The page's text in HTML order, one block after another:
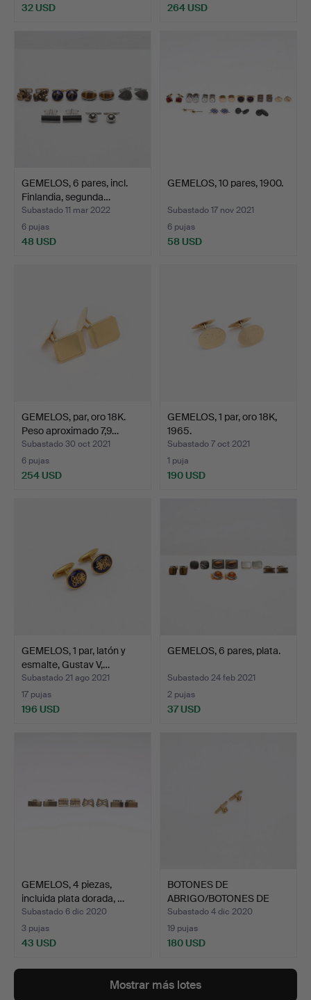
32 USD 264 USD
GEMELOS, 6 pares, incl.
Finlandia, segunda…
Subastado 11 mar 2022
6 pujas
48 USD
GEMELOS, 10 pares, 1900.
Subastado 17 nov 2021
6 pujas
58 USD
GEMELOS, par, oro 18K.
Peso aproximado 7,9…
Subastado 30 oct 2021
6 pujas
254 USD
GEMELOS, 1 par, oro 18K,
1965.
Subastado 7 oct 2021
1 puja
190 USD
GEMELOS, 1 par, latón y
esmalte, Gustav V,…
Subastado 21 ago 2021
17 pujas
196 USD
GEMELOS, 6 pares, plata.
Subastado 24 feb 2021
2 pujas
37 USD
GEMELOS, 4 piezas,
incluida plata dorada, …
Subastado 6 dic 2020
3 pujas
43 USD
BOTONES DE
ABRIGO/BOTONES DE
CAMISA, oro d…
Subastado 4 dic 2020
19 pujas
180 USD
Mostrar más lotes